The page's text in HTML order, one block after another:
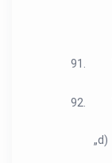
91.
92.
„d)